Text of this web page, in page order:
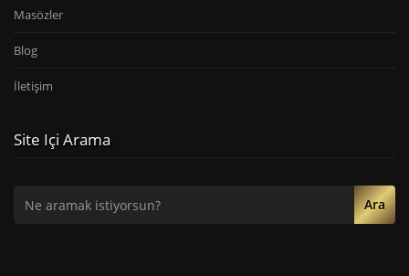
Masözler
Blog
İletişim
Site Içi Arama
Ara